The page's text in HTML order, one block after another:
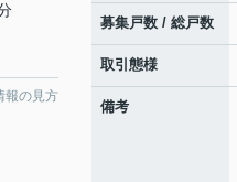
報の見方
募集戸数 / 総戸数
取引態様
備考